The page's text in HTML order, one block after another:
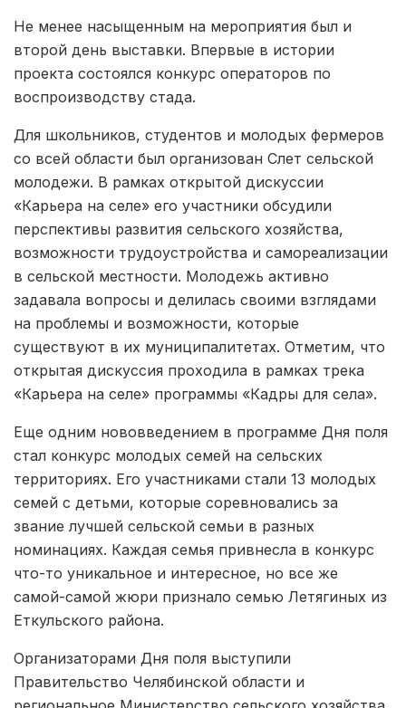
Не менее насыщенным на мероприятия был и
второй день выставки. Впервые в истории
проекта состоялся конкурс операторов по
воспроизводству стада.
Для школьников, студентов и молодых фермеров
со всей области был организован Слет сельской
молодежи. В рамках открытой дискуссии
«Карьера на селе» его участники обсудили
перспективы развития сельского хозяйства,
возможности трудоустройства и самореализации
в сельской местности. Молодежь активно
задавала вопросы и делилась своими взглядами
на проблемы и возможности, которые
существуют в их муниципалитетах. Отметим, что
открытая дискуссия проходила в рамках трека
«Карьера на селе» программы «Кадры для села».
Еще одним нововведением в программе Дня поля
стал конкурс молодых семей на сельских
территориях. Его участниками стали 13 молодых
семей с детьми, которые соревновались за
звание лучшей сельской семьи в разных
номинациях. Каждая семья привнесла в конкурс
что-то уникальное и интересное, но все же
самой-самой жюри признало семью Летягиных из
Еткульского района.
Организаторами Дня поля выступили
Правительство Челябинской области и